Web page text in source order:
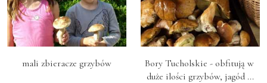
mali zbieracze grzybów
Bory Tucholskie - obfitują w
duże ilości grzybów, jagód ...